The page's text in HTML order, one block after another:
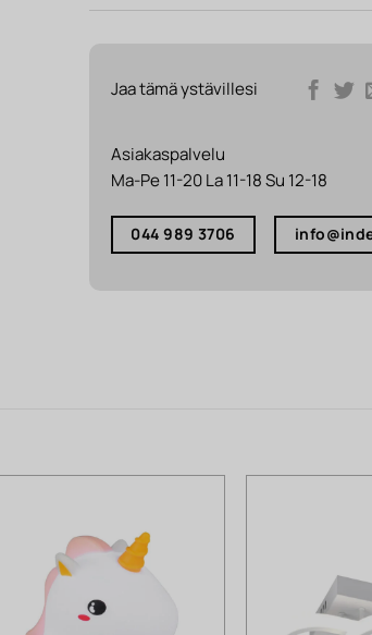
Jaa tämä ystävillesi
Asiakaspalvelu
Ma-Pe 11-20 La 11-18 Su 12-18
044 989 3706